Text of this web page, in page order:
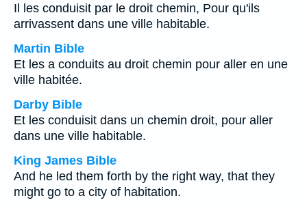
Il les conduisit par le droit chemin, Pour qu'ils
arrivassent dans une ville habitable.
Martin Bible
Et les a conduits au droit chemin pour aller en une
ville habitée.
Darby Bible
Et les conduisit dans un chemin droit, pour aller
dans une ville habitable.
King James Bible
And he led them forth by the right way, that they
might go to a city of habitation.